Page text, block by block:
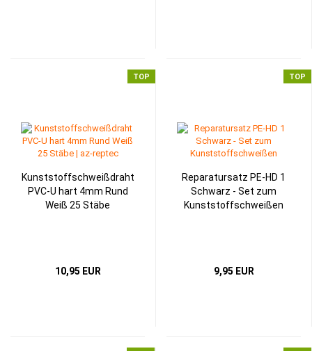
TOP
Kunststoffschweißdraht
PVC-U hart 4mm Rund
Weiß 25 Stäbe
10,95 EUR
TOP
Reparatursatz PE-HD 1
Schwarz - Set zum
Kunststoffschweißen
9,95 EUR